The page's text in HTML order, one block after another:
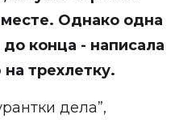
Однако одна
конца - написала
трехлетку.
дела”,